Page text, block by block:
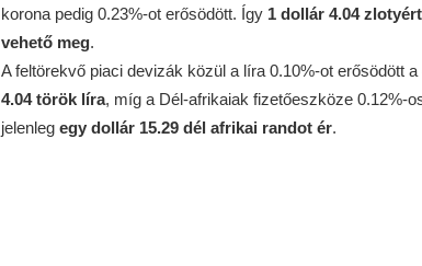
korona pedig 0.23%-ot erősödött. Így 1 dollár 4.04
vehető meg.
A feltörekvő piaci devizák közül a líra 0.10%-ot erősödött a
4.04 török líra, míg a Dél-afrikaiak fizetőeszköze 0.12%-
jelenleg egy dollár 15.29 dél afrikai randot ér.